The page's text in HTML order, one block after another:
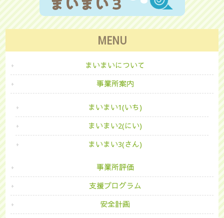
MENU
まいまいについて
事業所案内
まいまい1(いち)
まいまい2(にい)
まいまい3(さん)
事業所評価
支援プログラム
安全計画